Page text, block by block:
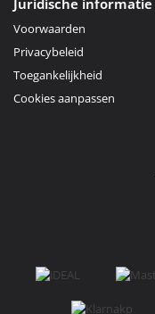
Voorwaarden
Privacybeleid
Toegankelijkheid
Cookies aanpassen